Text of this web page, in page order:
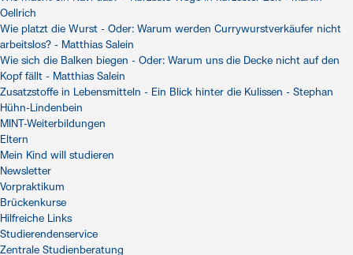
Oellrich
Wie platzt die Wurst - Oder: Warum werden Currywurstverkäufer nicht
arbeitslos? - Matthias Salein
Wie sich die Balken biegen - Oder: Warum uns die Decke nicht auf den
Kopf fällt - Matthias Salein
Zusatzstoffe in Lebensmitteln - Ein Blick hinter die Kulissen - Stephan
Hühn-Lindenbein
MINT-Weiterbildungen
Eltern
Mein Kind will studieren
Newsletter
Vorpraktikum
Brückenkurse
Hilfreiche Links
Studierendenservice
Zentrale Studienberatung